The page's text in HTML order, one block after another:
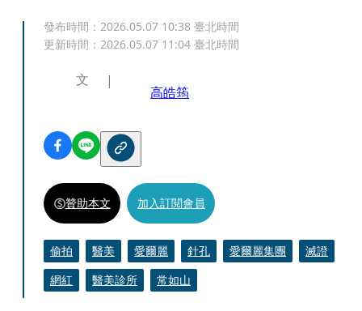
發布時間： 2026.05.07 10:38 臺北時間
更新時間： 2026.05.07 11:04 臺北時間
文
高皓筠
贊助本文 加入訂閱會員
偷拍 醫美 愛爾麗 針孔 愛爾麗集團
滅證
網紅
醫美診所 常如山